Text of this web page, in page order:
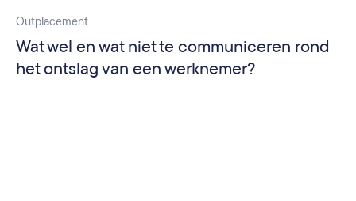
Outplacement
Wat wel en wat niet te communiceren rond
het ontslag van een werknemer?